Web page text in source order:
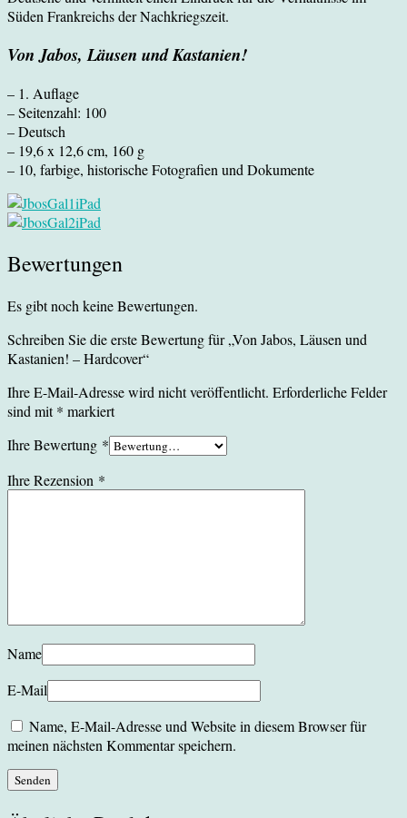
Süden Frankreichs der Nachkriegszeit.
Von Jabos, Läusen und Kastanien!
– 1. Auflage
– Seitenzahl: 100
– Deutsch
– 19,6 x 12,6 cm, 160 g
– 10, farbige, historische Fotografien und Dokumente
Bewertungen
Es gibt noch keine Bewertungen.
Schreiben Sie die erste Bewertung für „Von Jabos, Läusen und
Kastanien! – Hardcover“
Ihre E-Mail-Adresse wird nicht veröffentlicht. Erforderliche Felder
sind mit* markiert
Ihre Bewertung *
Ihre Rezension *
Name
E-Mail
Name, E-Mail-Adresse und Website in diesem Browser für
meinen nächsten Kommentar speichern.